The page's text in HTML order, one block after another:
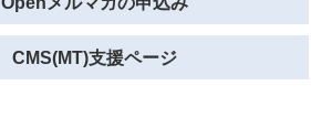
CMS(MT)支援ページ